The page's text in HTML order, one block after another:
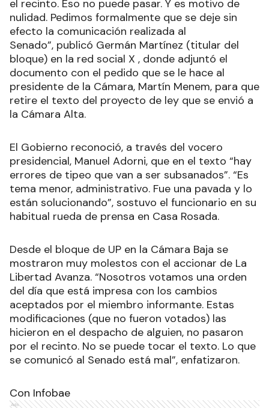
el recinto. Eso no puede pasar. Y es motivo de
nulidad. Pedimos formalmente que se deje sin
efecto la comunicación realizada al
Senado”, publicó Germán Martínez (titular del
bloque) en la red social X , donde adjuntó el
documento con el pedido que se le hace al
presidente de la Cámara, Martín Menem, para que
retire el texto del proyecto de ley que se envió a
la Cámara Alta.
El Gobierno reconoció, a través del vocero
presidencial, Manuel Adorni, que en el texto “hay
errores de tipeo que van a ser subsanados”. “Es
tema menor, administrativo. Fue una pavada y lo
están solucionando”, sostuvo el funcionario en su
habitual rueda de prensa en Casa Rosada.
Desde el bloque de UP en la Cámara Baja se
mostraron muy molestos con el accionar de La
Libertad Avanza. “Nosotros votamos una orden
del día que está impresa con los cambios
aceptados por el miembro informante. Estas
modificaciones (que no fueron votados) las
hicieron en el despacho de alguien, no pasaron
por el recinto. No se puede tocar el texto. Lo que
se comunicó al Senado está mal”, enfatizaron.
Con Infobae
Ads